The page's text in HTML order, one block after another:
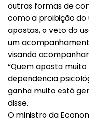
outras formas de
como a proibição
apostas, o veto do
um
visando
“Quem aposta
dependência
ganha muito está
disse.
O ministro da